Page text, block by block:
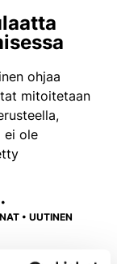
ohjaa
mitoitetaan
ei ole
•
• UUTINEN